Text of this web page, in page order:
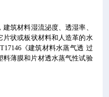
筑材料湿流泌度、透湿率、
片状或板状材料和人造革的水
《建筑材料水蒸气透 过
料薄膜和片材透水蒸气性试验